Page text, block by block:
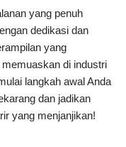
yang penuh
dedikasi dan
yang
di industri
langkah awal Anda
dan jadikan
yang menjanjikan!